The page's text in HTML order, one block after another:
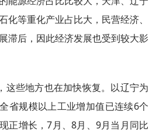
化等重化产业占比大，民营经济、
滞后，因此经济发展也受到较大影
这些地方也在加快恢复。以辽宁为
省规模以上工业增加值已连续6个
正增长，7月、8月、9月当月同比